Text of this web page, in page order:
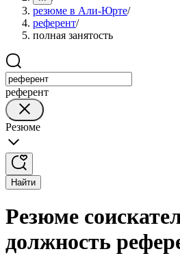
резюме в Али-Юрте/
референт/
полная занятость
референт
Резюме
Найти
Резюме
должность